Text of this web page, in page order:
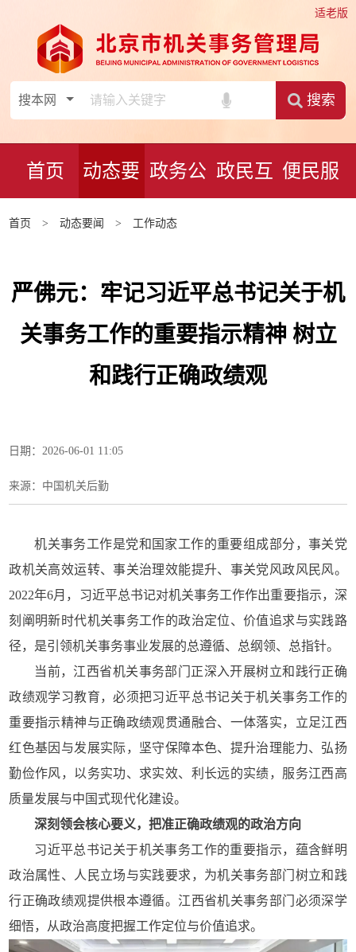
适老版
搜索
首页 动态要
闻
政务公
开
政民互 便民服
首页 >动态要闻 > 工作动态
严佛元：牢记习近平总书记关于机
关事务工作的重要指示精神 树立
和践行正确政绩观
日期：2026-06-01 11:05
来源：中国机关后勤
机关事务工作是党和国家工作的重要组成部分，事关党
政机关高效运转、事关治理效能提升、事关党风政风民风。
2022年6月，习近平总书记对机关事务工作作出重要指示，深
刻阐明新时代机关事务工作的政治定位、价值追求与实践路
径，是引领机关事务事业发展的总遵循、总纲领、总指针。
当前，江西省机关事务部门正深入开展树立和践行正确
政绩观学习教育，必须把习近平总书记关于机关事务工作的
重要指示精神与正确政绩观贯通融合、一体落实，立足江西
红色基因与发展实际，坚守保障本色、提升治理能力、弘扬
勤俭作风，以务实功、求实效、利长远的实绩，服务江西高
质量发展与中国式现代化建设。
深刻领会核心要义，把准正确政绩观的政治方向
习近平总书记关于机关事务工作的重要指示，蕴含鲜明
政治属性、人民立场与实践要求，为机关事务部门树立和践
行正确政绩观提供根本遵循。江西省机关事务部门必须深学
细悟，从政治高度把握工作定位与价值追求。